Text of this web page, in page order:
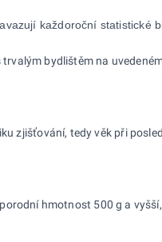
každoroční statistické
bydlištěm na
zjišťování, tedy věk při
hmotnost 500 g a